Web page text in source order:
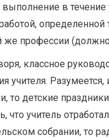
выполнение в
же профессии
классное
учителя.
то детские
что учитель
собрании, то